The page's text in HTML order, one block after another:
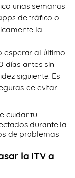
unas semanas
de tráfico o
la
esperar al último
días antes sin
siguiente. Es
de evitar
cuidar tu
durante la
de problemas
la ITV a